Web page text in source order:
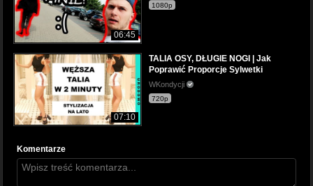
06:45
1080p
07:10
TALIA OSY, DŁUGIE NOGI | Jak
Poprawić Proporcje Sylwetki
WKondycji
720p
Komentarze